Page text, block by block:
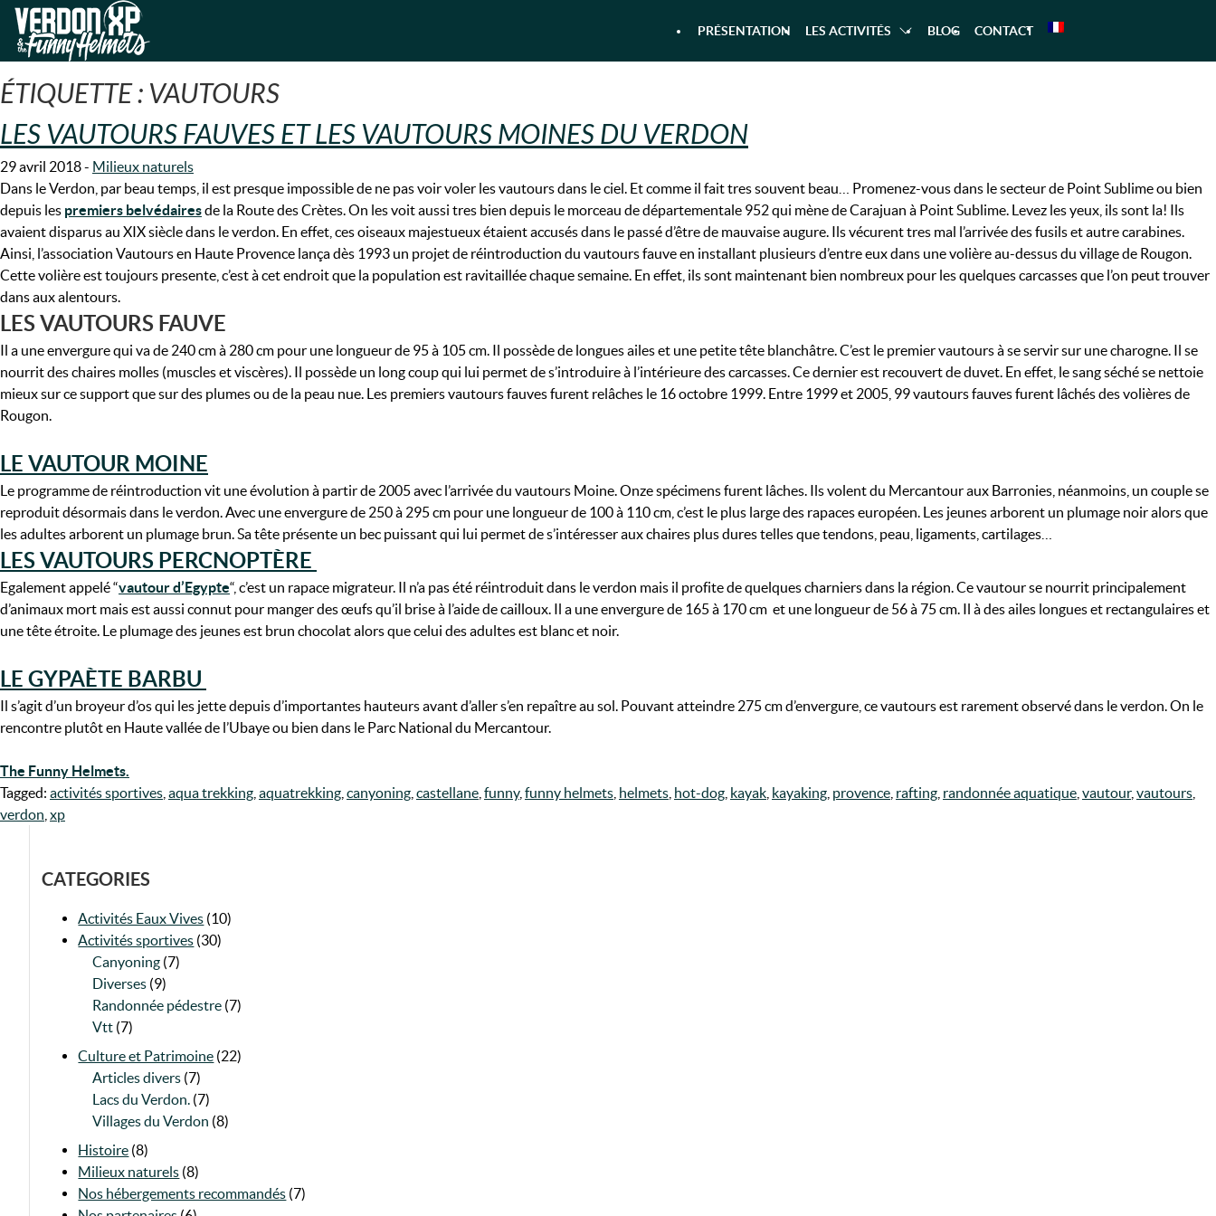
Skip
navigation
Skip
content
VERDON-XP | RAFTING, CANOE & RANDONNÉE AQUATIQUE DANS LES GORGES DU VERDON À
PRÉSENTATION LES ACTIVITÉS
RANDONNÉE
BLOG CONTACT
ÉTIQUETTE : VAUTOURS
LES VAUTOURS FAUVES ET LES VAUTOURS MOINES DU VERDON
29 avril 2018- Milieux naturels
Dans le Verdon, par beau temps, il est presque impossible de ne pas voir voler les vautours dans le ciel. Et comme il fait tres souvent beau… Promenez-vous dans le secteur de Point Sublime ou bien
depuis les premiers belvédairesde la Route des Crètes. On les voit aussi tres bien depuis le morceau de départementale 952 qui mène de Carajuan à Point Sublime. Levez les yeux, ils sont la! Ils
avaient disparus au XIX siècle dans le verdon. En effet, ces oiseaux majestueux étaient accusés dans le passé d’être de mauvaise augure. Ils vécurent tres mal l’arrivée des fusils et autre carabines.
Ainsi, l’association Vautours en Haute Provence lança dès 1993 un projet de réintroduction du vautours fauve en installant plusieurs d’entre eux dans une volière au-dessus du village de Rougon.
Cette volière est toujours presente, c’est à cet endroit que la population est ravitaillée chaque semaine. En effet, ils sont maintenant bien nombreux pour les quelques carcasses que l’on peut trouver
dans aux alentours.
LES VAUTOURS FAUVE
Il a une envergure qui va de 240 cm à 280 cm pour une longueur de 95 à 105 cm. Il possède de longues ailes et une petite tête blanchâtre. C’est le premier vautours à se servir sur une charogne. Il se
nourrit des chaires molles (muscles et viscères). Il possède un long coup qui lui permet de s’introduire à l’intérieure des carcasses. Ce dernier est recouvert de duvet. En effet, le sang séché se nettoie
mieux sur ce support que sur des plumes ou de la peau nue. Les premiers vautours fauves furent relâches le 16 octobre 1999. Entre 1999 et 2005, 99 vautours fauves furent lâchés des volières de
Rougon.
LE VAUTOUR MOINE
Le programme de réintroduction vit une évolution à partir de 2005 avec l’arrivée du vautours Moine. Onze spécimens furent lâches. Ils volent du Mercantour aux Barronies, néanmoins, un couple se
reproduit désormais dans le verdon. Avec une envergure de 250 à 295 cm pour une longueur de 100 à 110 cm, c’est le plus large des rapaces européen. Les jeunes arborent un plumage noir alors que
les adultes arborent un plumage brun. Sa tête présente un bec puissant qui lui permet de s’intéresser aux chaires plus dures telles que tendons, peau, ligaments, cartilages…
LES VAUTOURS PERCNOPTÈRE
Egalement appelé “vautour d’Egypte“, c’est un rapace migrateur. Il n’a pas été réintroduit dans le verdon mais il profite de quelques charniers dans la région. Ce vautour se nourrit principalement
d’animaux mort mais est aussi connut pour manger des œufs qu’il brise à l’aide de cailloux. Il a une envergure de 165 à 170 cm et une longueur de 56 à 75 cm. Il à des ailes longues et rectangulaires et
une tête étroite. Le plumage des jeunes est brun chocolat alors que celui des adultes est blanc et noir.
LE GYPAÈTE BARBU
Il s’agit d’un broyeur d’os qui les jette depuis d’importantes hauteurs avant d’aller s’en repaître au sol. Pouvant atteindre 275 cm d’envergure, ce vautours est rarement observé dans le verdon. On le
rencontre plutôt en Haute vallée de l’Ubaye ou bien dans le Parc National du Mercantour.
The Funny Helmets.
Tagged: activités sportives aqua trekking aquatrekking canyoning castellane funny, funny helmets helmets hot-dog kayak kayaking provence rafting randonnée aquatique vautour, vautours
verdon xp
CATEGORIES
Activités Eaux Vives (10)
Activités sportives (30)
Canyoning (7)
Diverses (9)
Randonnée pédestre (7)
Vtt (7)
Culture et Patrimoine (22)
Articles divers (7)
Lacs du Verdon. (7)
Villages du Verdon (8)
Histoire (8)
Milieux naturels (8)
Nos hébergements recommandés (7)